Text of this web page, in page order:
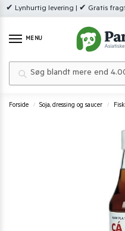
✔ Lynhurtig levering | ✔ Gratis
MENU
Forside / Soja, dressing og saucer /